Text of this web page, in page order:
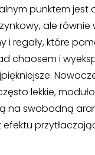
punktem jest
ale równie
i regały, które
chaosem i
lekkie,
na swobodną
efektu